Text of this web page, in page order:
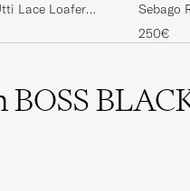
Lace Loafer
Sebago
Loafer
250€
BOSS